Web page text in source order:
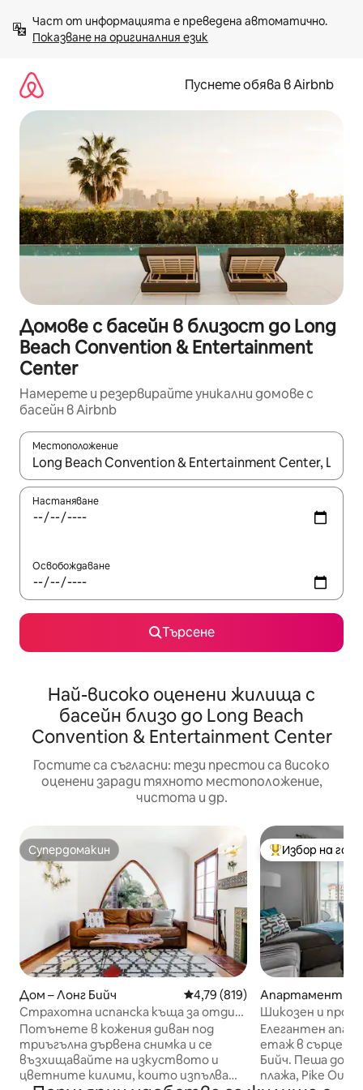
към
съдържанието
Показване на оригиналния език
Пуснете обява в Airbnb
Домове с басейн в близост до Long
Beach Convention & Entertainment
Center
Намерете и резервирайте уникални домове с
басейн в Airbnb
Местоположение
Когато резултатите се покажат, използвайте
Настаняване
Освобождаване
Търсене
Най-високо оценени жилища с
басейн близо до Long Beach
Convention & Entertainment Center
Гостите са съгласни: тези престои са високо
оценени заради тяхното местоположение,
чистота и др.
Супердомакин
Супердомакин
Дом – Лонг Бийч Средна оценка: 4,79 от 5,
4,79 (819)
Страхотна испанска къща за отдих
близо до „Кралица Мери“
Потънете в кожения диван под
триъгълна дървена снимка и се
възхищавайте на изкуството и
цветните килими, които изпълват
Най-популярен
Избор на
Апартамент –
Шикозен и
за почивка с
паркинг
Елегантен
етаж в сърцето
Бийч. Пеша до конгресния център,
плажа, Pike